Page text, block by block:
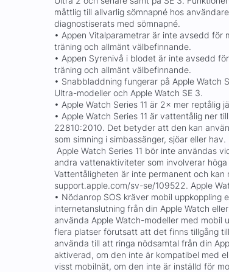
måttlig till allvarlig sömnapné hos
diagnostiserats med sömnapné.
• Appen Vitalparametrar är inte avsedd
träning och allmänt välbefinnande.
• Appen Syrenivå i blodet är inte avsedd
träning och allmänt välbefinnande.
• Snabbladdning fungerar på Apple Watch
Ultra-modeller och Apple Watch SE 3.
• Apple Watch Series 11 är 2× mer reptålig
• Apple Watch Series 11 är vattentålig ner
22810:2010. Det betyder att den kan
som simning i simbassänger, sjöar eller hav.
Apple Watch Series 11 bör inte användas
andra vattenaktiviteter som involverar
Vattentåligheten är inte permanent och kan
support.apple.com/sv-se/109522. Apple
• Nödanrop SOS kräver mobil uppkoppling
internetanslutning från din Apple Watch
använda Apple Watch-modeller med mobil
flera platser förutsatt att det finns tillgång
använda till att ringa nödsamtal från din
aktiverad, om den inte är kompatibel med
visst mobilnät, om den inte är inställd för